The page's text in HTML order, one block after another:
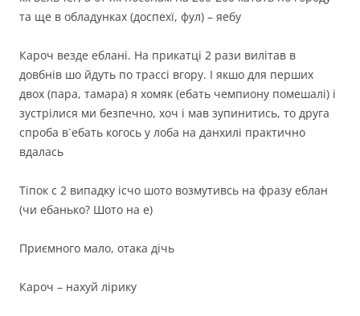
та ще в обладунках (доспехї, фул) – яебу
Кароч везде еблані. На прикатці 2 рази вилітав в
довбнів шо йдуть по трассі вгору. І якшо для перших
двох (пара, тамара) я хомяк (ебать чемпиону помешалі) і
зустрілися ми безпечно, хоч і мав зупинитись, то друга
спроба в`ебать когось у лоба на данхилі практично
вдалась
Тіпок с 2 випадку ісчо шото возмутивсь на фразу еблан
(чи ебанько? Шото на е)
Приємного мало, отака дічь
Кароч – нахуй лірику